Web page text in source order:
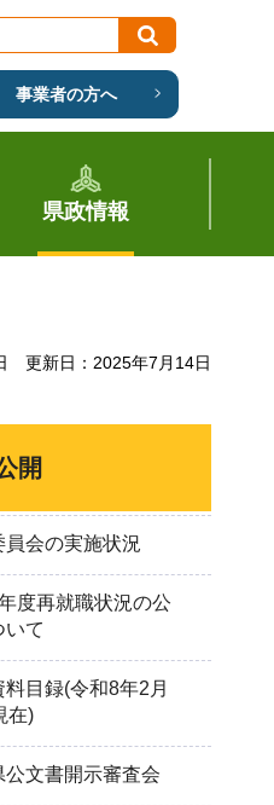
事業者の方へ
県政情報
更新日：2025年7月14日
開
員会の実施状況
度再就職状況の公
いて
料目録(令和8年2月
在)
公文書開示審査会